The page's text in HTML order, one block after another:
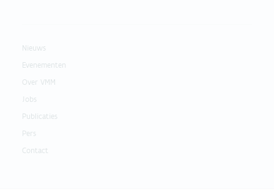
Nieuws
Evenementen
Over VMM
Jobs
Publicaties
Pers
Contact